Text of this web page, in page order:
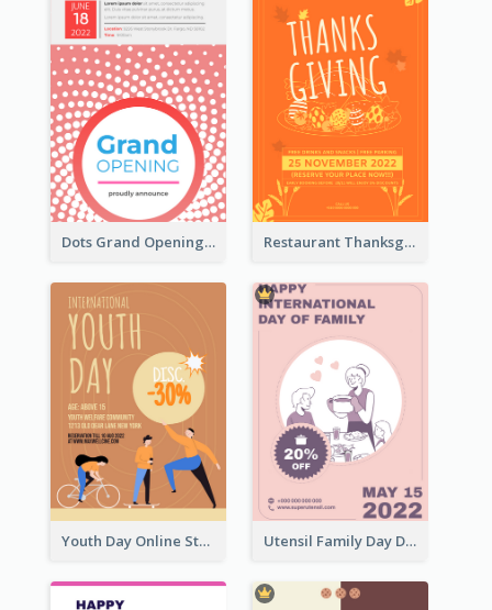
Dots Grand Opening Flyers Restaurant Thanksgiving Promote Flyers
Youth Day Online Store Discount Flyer Utensil Family Day Discount Flyer